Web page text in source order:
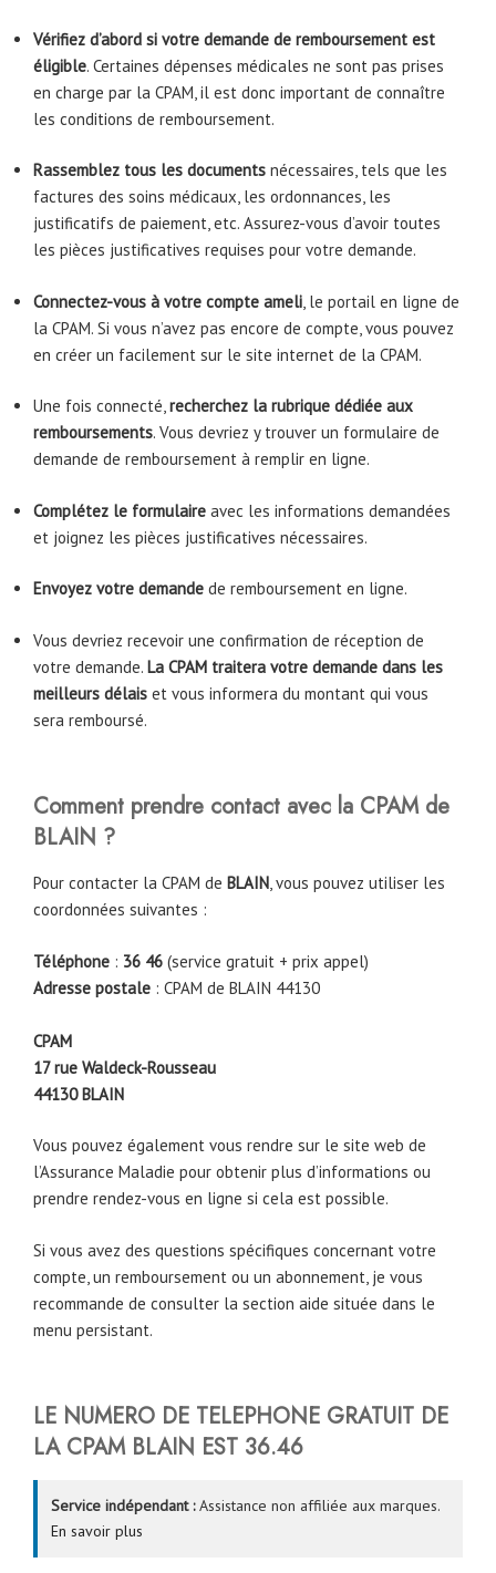
Vérifiez d’abord si votre demande de remboursement est
éligible. Certaines dépenses médicales ne sont pas prises
en charge par la CPAM, il est donc important de connaître
les conditions de remboursement.
Rassemblez tous les documents nécessaires, tels que les
factures des soins médicaux, les ordonnances, les
justificatifs de paiement, etc. Assurez-vous d’avoir toutes
les pièces justificatives requises pour votre demande.
Connectez-vous à votre compte ameli, le portail en ligne de
la CPAM. Si vous n’avez pas encore de compte, vous pouvez
en créer un facilement sur le site internet de la CPAM.
Une fois connecté,recherchez la rubrique dédiée aux
remboursements. Vous devriez y trouver un formulaire de
demande de remboursement à remplir en ligne.
Complétez le formulaire avec les informations demandées
et joignez les pièces justificatives nécessaires.
Envoyez votre demande de remboursement en ligne.
Vous devriez recevoir une confirmation de réception de
votre demande. La CPAM traitera votre demande dans les
meilleurs délais et vous informera du montant qui vous
sera remboursé.
Comment prendre contact avec la CPAM de
BLAIN ?
Pour contacter la CPAM de BLAIN, vous pouvez utiliser les
coordonnées suivantes :
Téléphone : 36 46 (service gratuit + prix appel)
Adresse postale : CPAM de BLAIN 44130
CPAM
17 rue Waldeck-Rousseau
44130 BLAIN
Vous pouvez également vous rendre sur le site web de
l’Assurance Maladie pour obtenir plus d’informations ou
prendre rendez-vous en ligne si cela est possible.
Si vous avez des questions spécifiques concernant votre
compte, un remboursement ou un abonnement, je vous
recommande de consulter la section aide située dans le
menu persistant.
LE NUMERO DE TELEPHONE GRATUIT DE
LA CPAM BLAIN EST 36.46
Service indépendant :Assistance non affiliée aux marques.
En savoir plus